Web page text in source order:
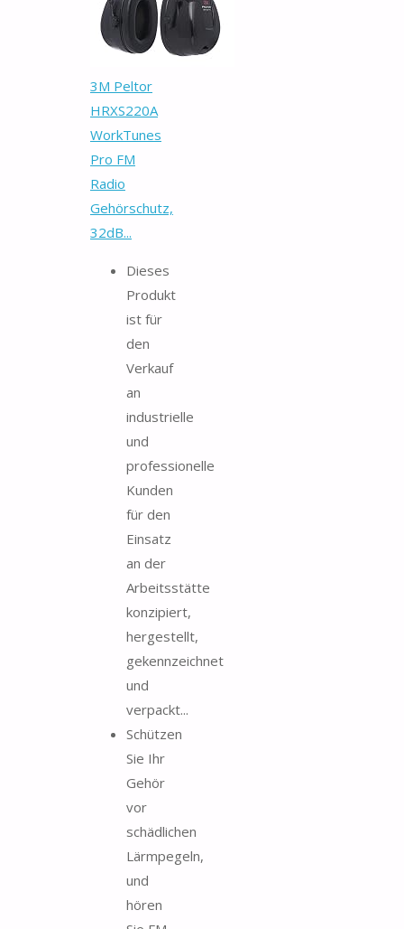
3M Peltor
HRXS220A
WorkTunes
Pro FM
Radio
Gehörschutz,
32dB...
Dieses
Produkt
ist für
den
Verkauf
an
industrielle
und
professionelle
Kunden
für den
Einsatz
an der
Arbeitsstätte
konzipiert,
hergestellt,
gekennzeichnet
und
verpackt...
Schützen
Sie Ihr
Gehör
vor
schädlichen
Lärmpegeln,
und
hören